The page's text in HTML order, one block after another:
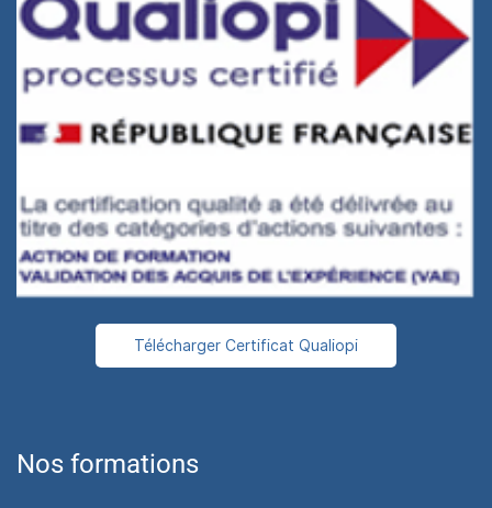
Télécharger Certificat Qualiopi
Nos formations